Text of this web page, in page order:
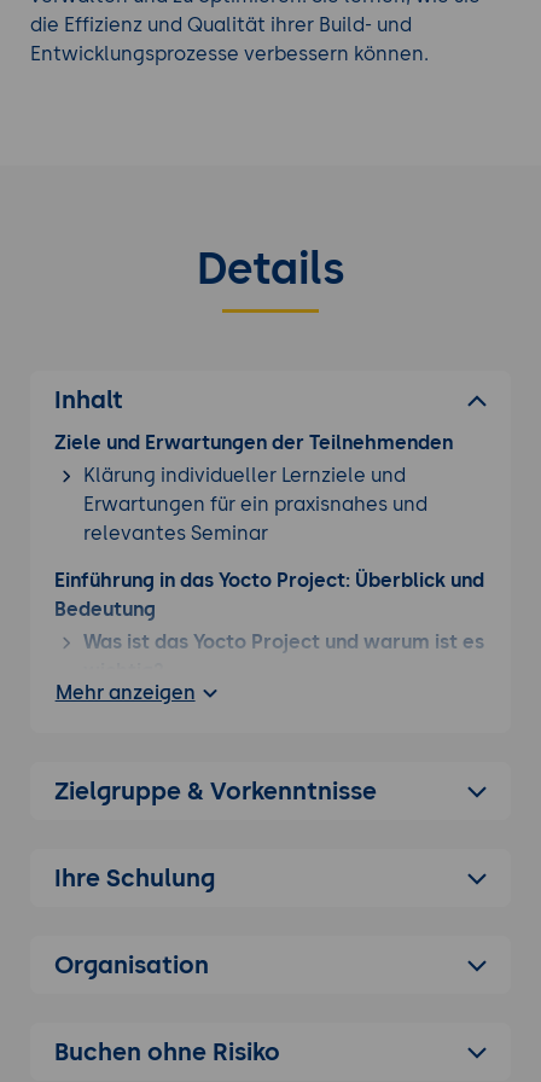
die Effizienz und Qualität ihrer Build- und
Entwicklungsprozesse verbessern können.
Details
Inhalt
Ziele und Erwartungen der Teilnehmenden
Klärung individueller Lernziele und
Erwartungen für ein praxisnahes und
relevantes Seminar
Einführung in das Yocto Project: Überblick und
Bedeutung
Was ist das Yocto Project und warum ist es
Definition und Hintergrund: Das Yocto
von maßgeschneiderten Linux-
Bedeutung und Vorteile: Flexibilität,
Architekturen und Plattformen.
Buildroot, OpenEmbedded und anderen
Mehr anzeigen
Zielgruppe & Vorkenntnisse
Ihre Schulung
Organisation
Buchen ohne Risiko